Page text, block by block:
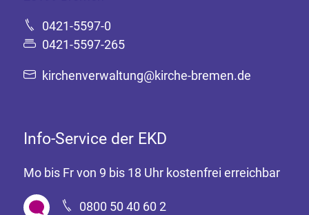
0421-5597-0
0421-5597-265
kirchenverwaltung@kirche-bremen.de
Info-Service der EKD
Mo bis Fr von 9 bis 18 Uhr kostenfrei erreichbar
0800 50 40 60 2